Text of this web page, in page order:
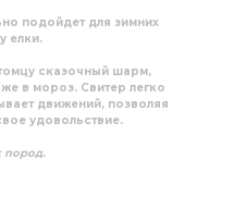
подойдет для зимних
елки.
сказочный шарм,
в мороз. Свитер легко
движений, позволяя
удовольствие.
пород.